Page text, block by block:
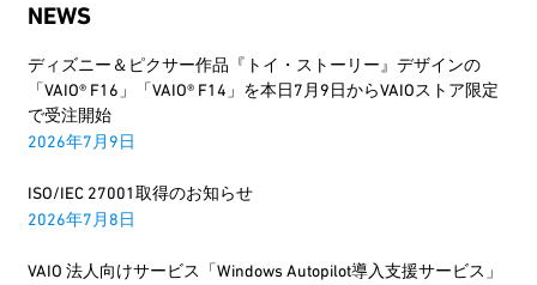
NEWS
ディズニー＆ピクサー作品『トイ・ストーリー』デザインの
「VAIO® F16」「VAIO® F14」を本日7月9日からVAIOストア限定
で受注開始
2026年7月9日
ISO/IEC 27001取得のお知らせ
2026年7月8日
VAIO 法人向けサービス「Windows Autopilot導入支援サービス」